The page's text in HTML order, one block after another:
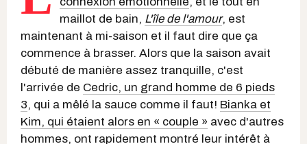
maillot de bain, L'île de l'amour, est
maintenant à mi-saison et il faut dire que ça
commence à brasser. Alors que la saison avait
débuté de manière assez tranquille, c'est
l'arrivée de Cedric, un grand homme de 6 pieds
3, qui a mêlé la sauce comme il faut! Bianka et
Kim, qui étaient alors en « couple » avec d'autres
hommes, ont rapidement montré leur intérêt à